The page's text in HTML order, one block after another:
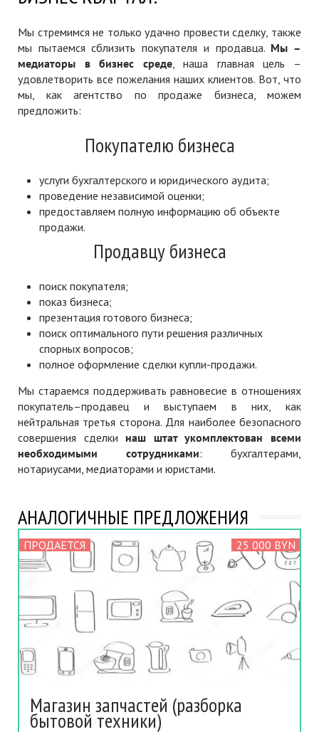
Мы стремимся не только удачно провести сделку, также
мы пытаемся сблизить покупателя и продавца. Мы –
медиаторы в бизнес среде, наша главная цель –
удовлетворить все пожелания наших клиентов. Вот, что
мы, как агентство по продаже бизнеса, можем
предложить:
Покупателю бизнеса
услуги бухгалтерского и юридического аудита;
проведение независимой оценки;
предоставляем полную информацию об объекте
продажи.
Продавцу бизнеса
поиск покупателя;
показ бизнеса;
презентация готового бизнеса;
поиск оптимального пути решения различных
спорных вопросов;
полное оформление сделки купли-продажи.
Мы стараемся поддерживать равновесие в отношениях
покупатель–продавец и выступаем в них, как
нейтральная третья сторона. Для наиболее безопасного
совершения сделки наш штат укомплектован всеми
необходимыми сотрудниками: бухгалтерами,
нотариусами, медиаторами и юристами.
АНАЛОГИЧНЫЕ ПРЕДЛОЖЕНИЯ
ПРОДАЕТСЯ 25 000 BYN
Магазин запчастей (разборка
бытовой техники)